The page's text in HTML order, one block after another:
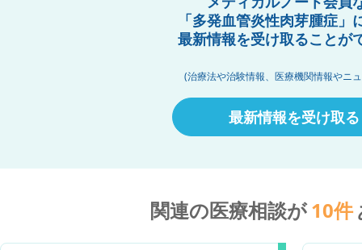
「多発血管炎性肉芽腫症」
最新情報を受け取ることが
(治療法や治験情報、医療機関情報やニ
最新情報を受け取る
関連の医療相談が10件